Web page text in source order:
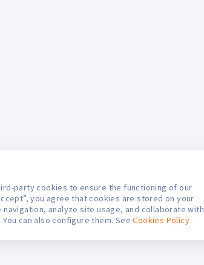
party cookies to ensure the functioning of our
you agree that cookies are stored on your
analyze site usage, and collaborate with
can also configure them. SeeCookies Policy